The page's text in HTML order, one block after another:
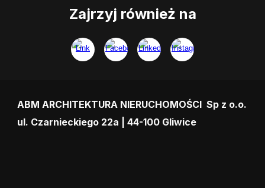
Zajrzyj również na
ABM ARCHITEKTURA NIERUCHOMOŚCI Sp z o.o.
ul. Czarnieckiego 22a | 44-100 Gliwice